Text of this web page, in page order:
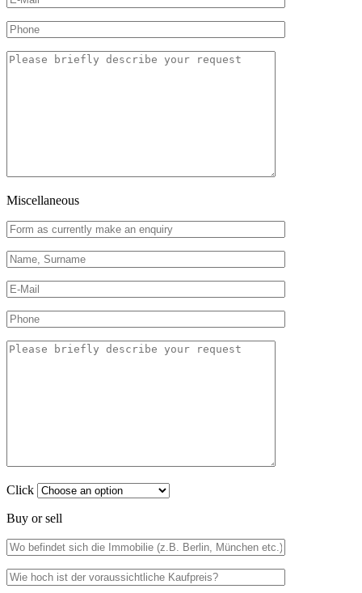
Miscellaneous
Click
Buy or sell